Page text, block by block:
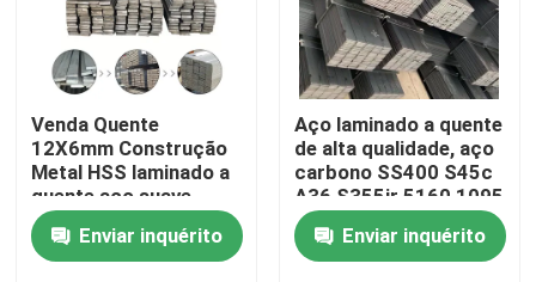
Sobre nós
Visita à fábrica
Controle de qualidade
Notícias
Venda Quente
12X6mm Construção
Metal HSS laminado a
quente aço suave
Barras Planas Preço
6m Galvanizado
Barras Planas de
Enviar inquérito
Aço laminado a quente
de alta qualidade, aço
carbono SS400 S45c
A36 S355jr 5160 1095
1080 65mn Ms aço
leve Enviar inquérito